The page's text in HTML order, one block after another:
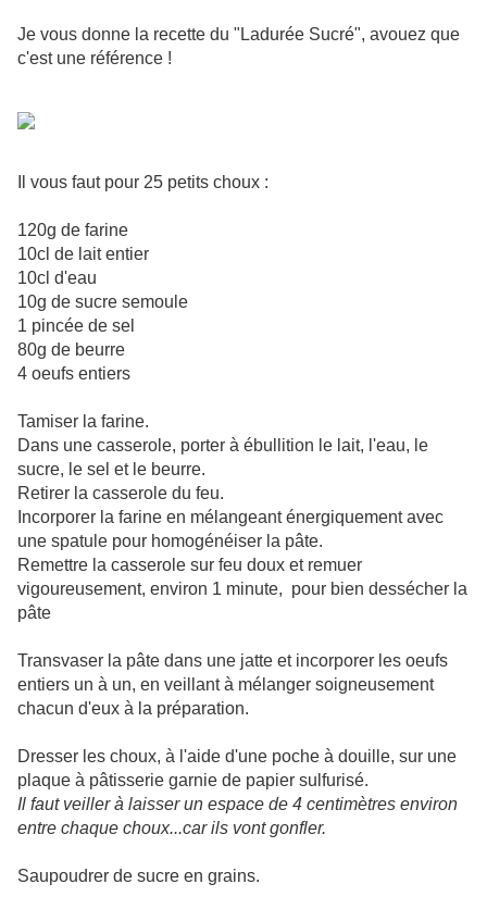
Je vous donne la recette du "Ladurée Sucré", avouez que
c'est une référence !
Il vous faut pour 25 petits choux :
120g de farine
10cl de lait entier
10cl d'eau
10g de sucre semoule
1 pincée de sel
80g de beurre
4 oeufs entiers
Tamiser la farine.
Dans une casserole, porter à ébullition le lait, l'eau, le
sucre, le sel et le beurre.
Retirer la casserole du feu.
Incorporer la farine en mélangeant énergiquement avec
une spatule pour homogénéiser la pâte.
Remettre la casserole sur feu doux et remuer
vigoureusement, environ 1 minute, pour bien dessécher la
pâte
Transvaser la pâte dans une jatte et incorporer les oeufs
entiers un à un, en veillant à mélanger soigneusement
chacun d'eux à la préparation.
Dresser les choux, à l'aide d'une poche à douille, sur une
plaque à pâtisserie garnie de papier sulfurisé.
Il faut veiller à laisser un espace de 4 centimètres environ
entre chaque choux...car ils vont gonfler.
Saupoudrer de sucre en grains.